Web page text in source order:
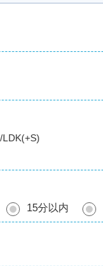
LDK(+S)
15分以内